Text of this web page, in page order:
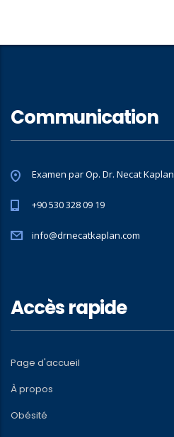
Communication
Examen par Op. Dr. Necat Kaplan
+90 530 328 09 19
info@drnecatkaplan.com
Accès rapide
Page d'accueil
À propos
Obésité